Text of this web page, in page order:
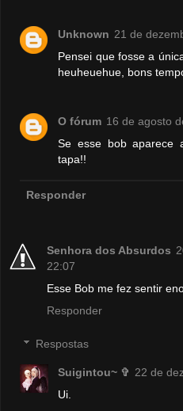
Unknown 21 de
Pensei que fosse a
heuheuehue, bons
O fórum 16 de agosto
Se esse bob aparece
tapa!!
Responder
Senhora dos Absurdos
22:07
Esse Bob me fez sentir
Responder
Respostas
Suigintou~ ✞ 22 de
Ui.